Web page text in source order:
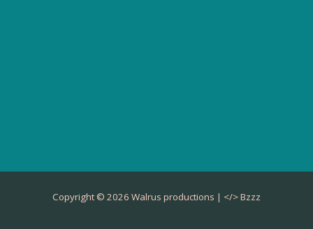
Copyright © 2026 Walrus productions | </>Bzzz